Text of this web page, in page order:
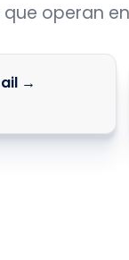
operan
→